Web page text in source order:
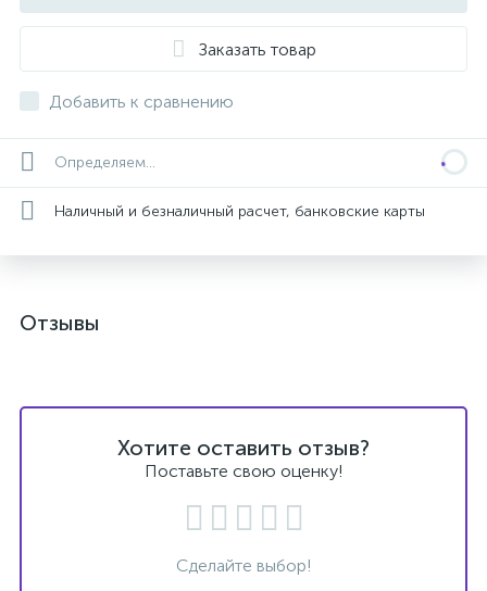
Заказать товар
Добавить к сравнению
Определяем...
Наличный и безналичный расчет, банковские карты
Отзывы
Хотите оставить отзыв?
Поставьте свою оценку!
Сделайте выбор!